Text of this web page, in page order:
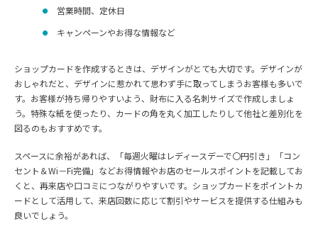
営業時間、定休日
キャンペーンやお得な情報など
ショップカードを作成するときは、デザインがとても大切です。デザインが
おしゃれだと、デザインに惹かれて思わず手に取ってしまうお客様も多いで
す。お客様が持ち帰りやすいよう、財布に入る名刺サイズで作成しましょ
う。特殊な紙を使ったり、カードの角を丸く加工したりして他社と差別化を
図るのもおすすめです。
スペースに余裕があれば、「毎週火曜はレディースデーで〇円引き」「コン
セント＆Wi－Fi完備」などお得情報やお店のセールスポイントを記載してお
くと、再来店や口コミにつながりやすいです。ショップカードをポイントカ
ードとして活用して、来店回数に応じて割引やサービスを提供する仕組みも
良いでしょう。